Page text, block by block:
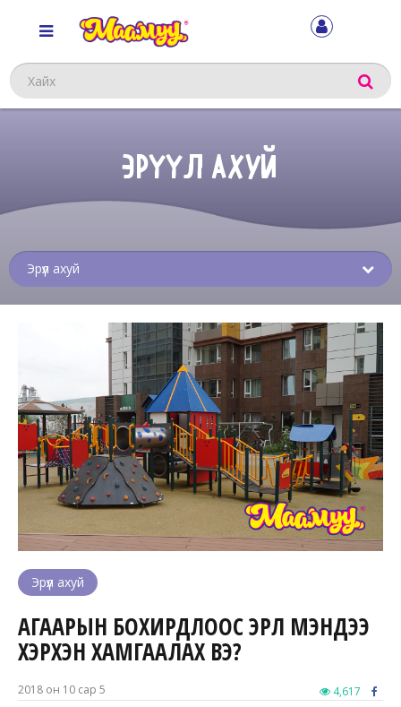
Хайх
ЭРҮҮЛ АХУЙ
Эрүүл ахуй
АГААРЫН БОХИРДЛООС ЭРҮҮЛ МЭНДЭЭ
ХЭРХЭН ХАМГААЛАХ ВЭ?
2018 он 10 сар 5 4,617